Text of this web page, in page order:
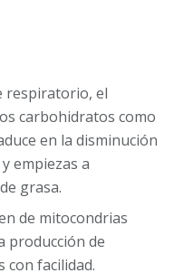
respiratorio, el
carbohidratos como
en la disminución
empiezas a
grasa.
de mitocondrias
producción de
con facilidad.